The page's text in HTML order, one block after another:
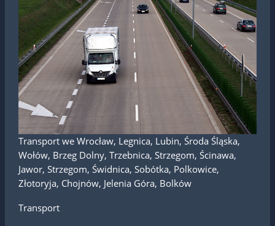
Transport we Wrocław, Legnica, Lubin, Środa Śląska,
Wołów, Brzeg Dolny, Trzebnica, Strzegom, Ścinawa,
Jawor, Strzegom, Świdnica, Sobótka, Polkowice,
Złotoryja, Chojnów, Jelenia Góra, Bolków
Transport